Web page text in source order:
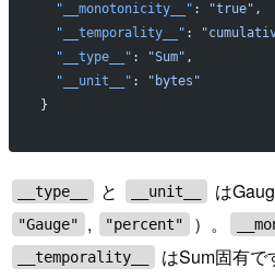
  "__monotonicity__"
: "true" ,
  "__temporality__"
:
  "__type__"
: "Sum" ,
  "__unit__"
:
"bytes"
}
__type__ と __unit__ は
"Gauge" , "percent" ）。
__temporality__ はSum固有で